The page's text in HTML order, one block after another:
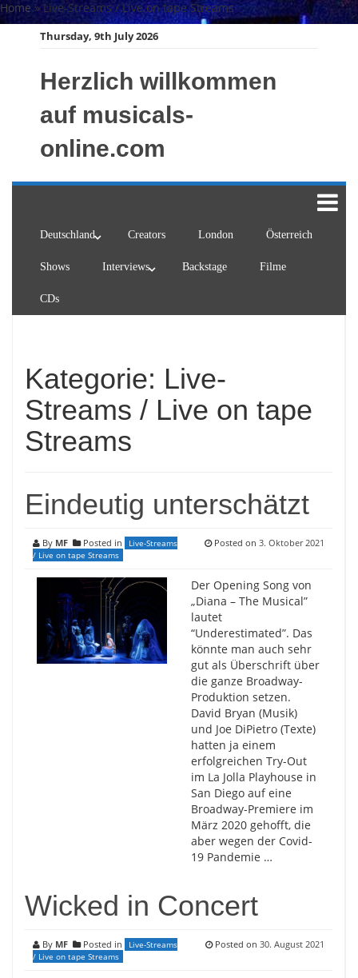
Skip
to
Home» Live-Streams / Live on tape Streams
Thursday, 9th July 2026
Herzlich willkommen
auf musicals-
online.com
Deutschland Creators London Österreich
Shows Interviews Backstage Filme
CDs
Kategorie: Live-
Streams / Live on tape
Streams
Eindeutig unterschätzt
By MF Posted in
Live-Streams
/ Live on tape Streams
Posted on 3. Oktober 2021
Der Opening Song von
„Diana – The Musical”
lautet
“Underestimated”. Das
könnte man auch sehr
gut als Überschrift über
die ganze Broadway-
Produktion setzen.
David Bryan (Musik)
und Joe DiPietro (Texte)
hatten ja einem
erfolgreichen Try-Out
im La Jolla Playhouse in
San Diego auf eine
Broadway-Premiere im
März 2020 gehofft, die
aber wegen der Covid-
19 Pandemie …
Wicked in Concert
By MF Posted in
Live-Streams
/ Live on tape Streams
Posted on 30. August 2021